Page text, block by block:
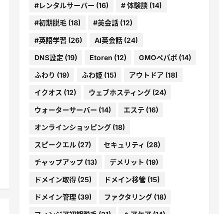
#レンタルサーバー (16) # 体験談(14)
#初期脱毛(18) #英会話(12)
#英語学習 (26) AI英会話(24)
DNS設定 (19) Etoren (12) GMOペパボ(14)
ふわり (19) ふわ姫(15) アウトドア(18)
イクオス (12) ウェブホスティング(24)
ウォーターサーバー (14) エステ (16)
オンラインショッピング(18)
スピークエル(27) セキュリティ (28)
チャップアップ(13) デメリット (19)
ドメイン取得(25) ドメイン移管(15)
ドメイン管理(39) ファクタリング(18)